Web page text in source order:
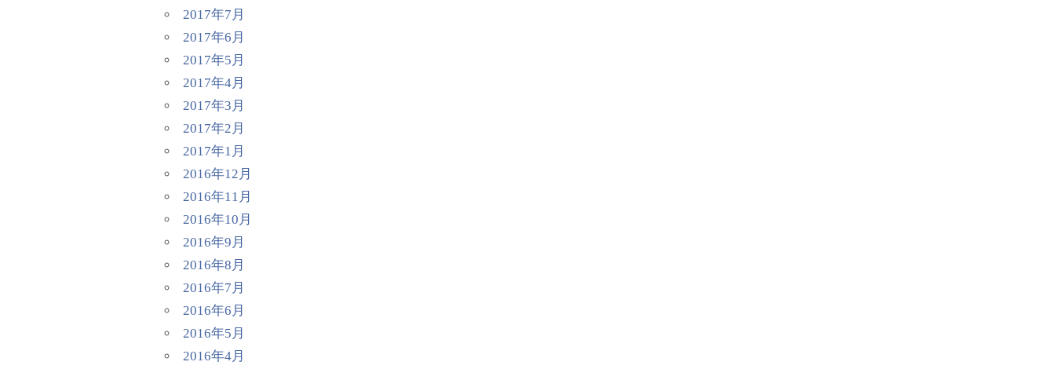
2017年7月
2017年6月
2017年5月
2017年4月
2017年3月
2017年2月
2017年1月
2016年12月
2016年11月
2016年10月
2016年9月
2016年8月
2016年7月
2016年6月
2016年5月
2016年4月